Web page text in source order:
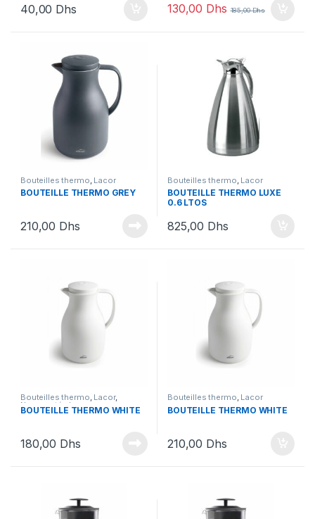
40,00 Dhs 130,00 Dhs 185,00Dhs
Bouteilles thermo Lacor
BOUTEILLE THERMO GREY
210,00 Dhs
Bouteilles thermo Lacor
BOUTEILLE THERMO LUXE
0.6 LTOS
825,00 Dhs
Bouteilles thermo, Lacor,
Nouveautés Lacor
BOUTEILLE THERMO WHITE
180,00 Dhs
Bouteilles thermo, Lacor
BOUTEILLE THERMO WHITE
210,00 Dhs